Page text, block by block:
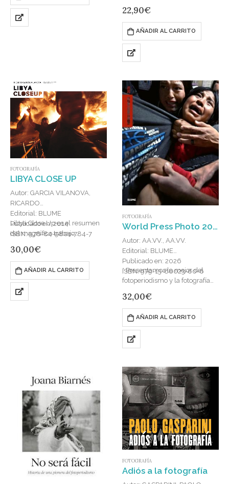
22,90€
AÑADIR AL CARRITO
FOTOGRAFÍA
LIBYA CLOSE UP
Autor: GARCIA VILANOVA,
RICARDO
Editorial: BLUME
Publicado en: 2014
ISBN: 978-84-9801-784-7
Libya Close Up es el resumen
del magnífico trabajo
García Vilanova en Libia,
conflicto que ha cubierto
prácticamente desde…
30,00€
AÑADIR AL CARRITO
FOTOGRAFÍA
World Press Photo 2026
Autor: AA.VV., AA.VV.
Editorial: BLUME
Publicado en: 2026
ISBN: 979-13-88023-60-6
* Presentamos lo mejor del
fotoperiodismo y la fotografía
* Este libro contiene una
impresionante selección del
concurso anual de 2026:
imágenes…
32,00€
AÑADIR AL CARRITO
FOTOGRAFÍA
Adiós a la fotografía